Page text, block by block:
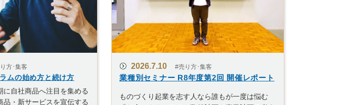
方･集客
ムの始め方と続け方
に自社商品へ注目を集める
品・新サービスを宣伝する
2026.7.10 #売り方･集客
業種別セミナー R8年度第2回 開催レポート
ものづくり起業を志す人なら誰もが一度は悩む